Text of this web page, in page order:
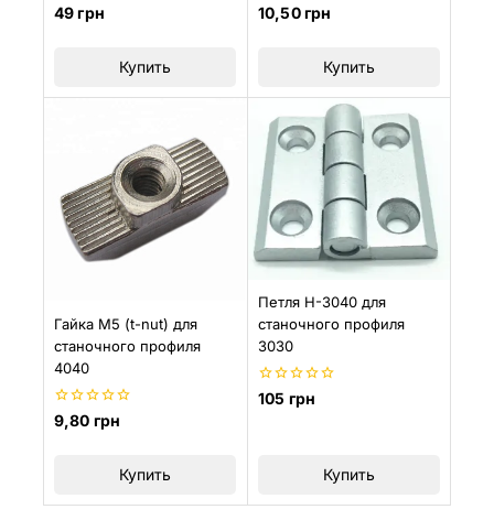
0
49грн
Купить
0
10,50грн
Купить
Гайка М5 (t-nut) для
станочного профиля
4040
0
из
9,80 грн
Купить
Петля H-3040 для
станочного профиля
3030
0
105 грн
Купить